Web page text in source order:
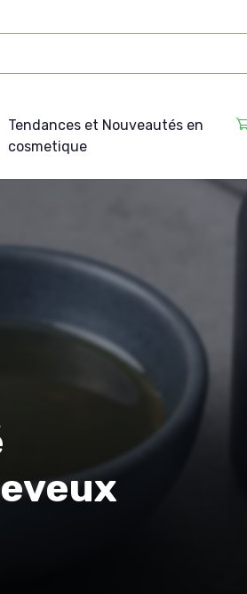
Tendances et Nouveautés en
cosmetique